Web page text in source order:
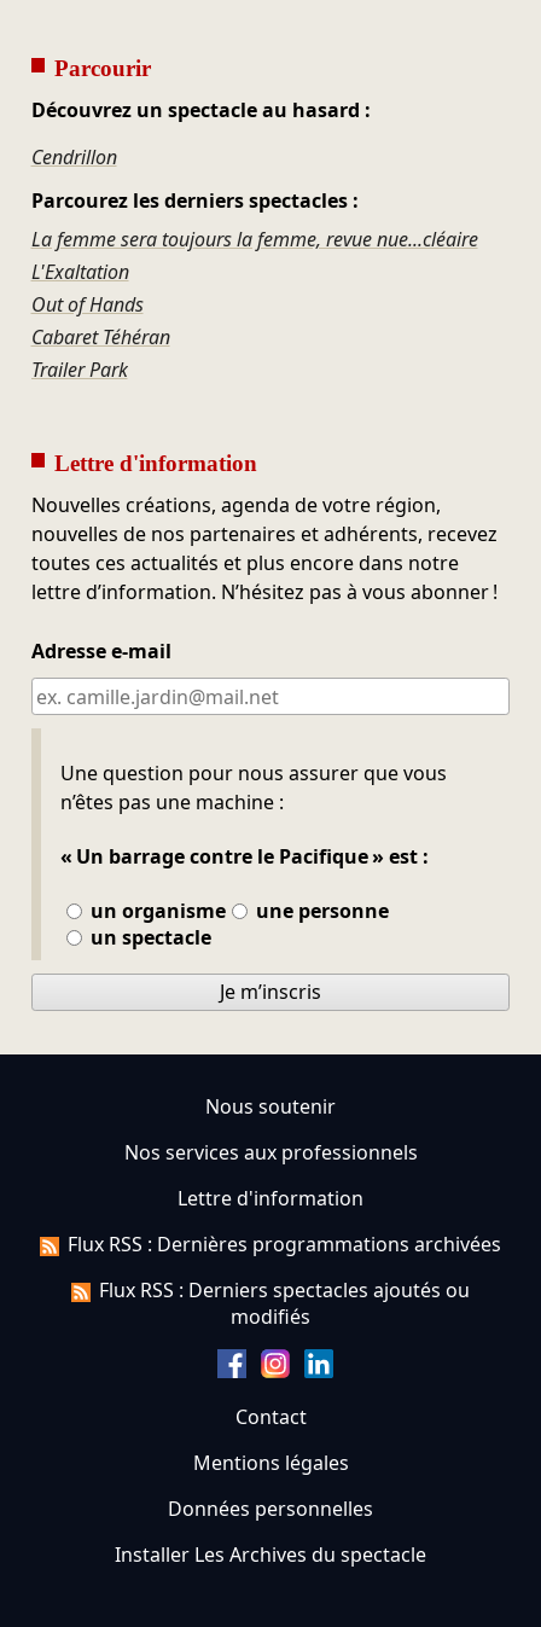
Parcourir
Découvrez un spectacle au hasard :
Cendrillon
Parcourez les derniers spectacles :
La femme sera toujours la femme, revue nue...cléaire
L'Exaltation
Out of Hands
Cabaret Téhéran
Trailer Park
Lettre d'information
Nouvelles créations, agenda de votre région,
nouvelles de nos partenaires et adhérents, recevez
toutes ces actualités et plus encore dans notre
lettre d’information. N’hésitez pas à vous abonner !
Adresse e-mail
Une question pour nous assurer que vous
n’êtes pas une machine :
« Un barrage contre le Pacifique » est :
un organisme
une personne
un spectacle
Ne pas remplir
Je m’inscris
Nous soutenir
Nos services aux professionnels
Lettre d'information
Flux RSS : Dernières programmations archivées
Flux RSS : Derniers spectacles ajoutés ou
modifiés
Contact
Mentions légales
Données personnelles
Installer Les Archives du spectacle